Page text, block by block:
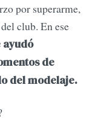
por superarme,
club. En ese
ayudó
de
del modelaje.